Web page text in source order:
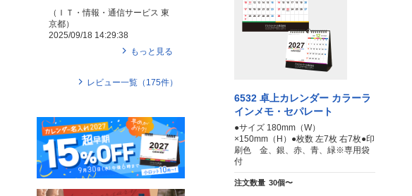
6532 卓上カレンダー カラーラ
インメモ・セパレート
●サイズ 180mm（W）
×150mm（H）●枚数 左7枚 右7枚●印
刷色 金、銀、赤、青、緑※専用袋
付
注文数量 30個〜
（ ＩＴ・情報・通信サービス 東
京都）
2025/09/18 14:29:38
もっと見る
レビュー一覧（ 175件）